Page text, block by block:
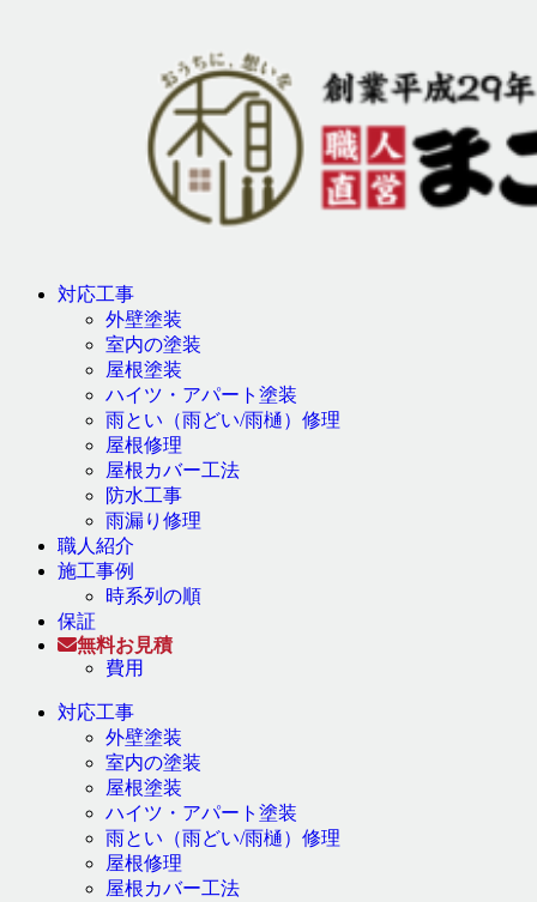
対応工事
外壁塗装
室内の塗装
屋根塗装
ハイツ・アパート塗装
雨とい（雨どい/雨樋）修理
屋根修理
屋根カバー工法
防水工事
雨漏り修理
職人紹介
施工事例
時系列の順
保証
無料お見積
費用
対応工事
外壁塗装
室内の塗装
屋根塗装
ハイツ・アパート塗装
雨とい（雨どい/雨樋）修理
屋根修理
屋根カバー工法